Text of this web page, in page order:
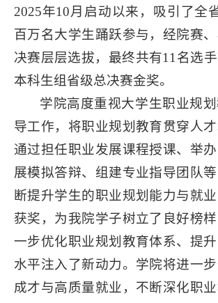
2025年10月启动以来，吸引了全
百万名大学生踊跃参与，经院赛
决赛层层选拔，最终共有11名选
本科生组省级总决赛金奖。
学院高度重视大学生职业规
导工作，将职业规划教育贯穿人才
通过担任职业发展课程授课、举
展模拟答辩、组建专业指导团队
断提升学生的职业规划能力与就
获奖，为我院学子树立了良好榜
一步优化职业规划教育体系、提
水平注入了新动力。学院将进一
成才与高质量就业，不断深化职